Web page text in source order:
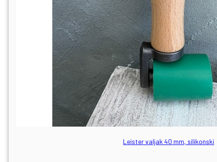
Leister valjak 40 mm, silikonski